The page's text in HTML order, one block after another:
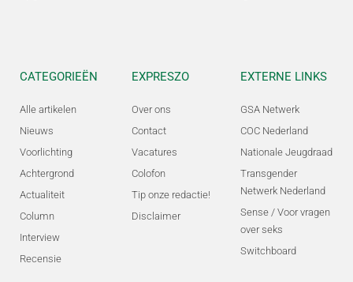
CATEGORIEËN
Alle artikelen
Nieuws
Voorlichting
Achtergrond
Actualiteit
Column
Interview
Recensie
EXPRESZO
Over ons
Contact
Vacatures
Colofon
Tip onze redactie!
Disclaimer
EXTERNE LINKS
GSA Netwerk
COC Nederland
Nationale Jeugdraad
Transgender
Netwerk Nederland
Sense / Voor vragen
over seks
Switchboard